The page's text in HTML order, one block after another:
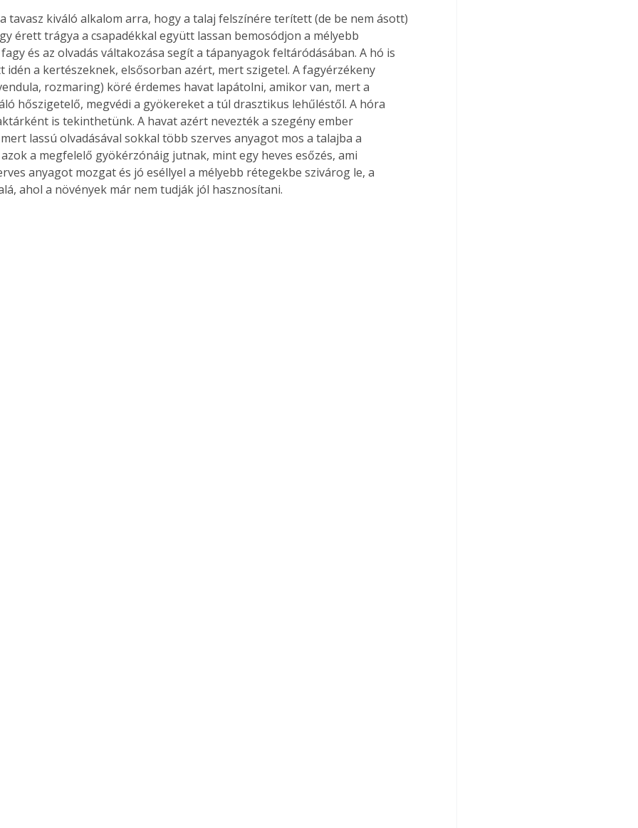
tavasz kiváló alkalom arra, hogy a talaj felszínére terített (de be nem ásott)
érett trágya a csapadékkal együtt lassan bemosódjon a mélyebb
és az olvadás váltakozása segít a tápanyagok feltáródásában. A hó is
idén a kertészeknek, elsősorban azért, mert szigetel. A fagyérzékeny
rozmaring) köré érdemes havat lapátolni, amikor van, mert a
hőszigetelő, megvédi a gyökereket a túl drasztikus lehűléstől. A hóra
is tekinthetünk. A havat azért nevezték a szegény ember
lassú olvadásával sokkal több szerves anyagot mos a talajba a
a megfelelő gyökérzónáig jutnak, mint egy heves esőzés, ami
anyagot mozgat és jó eséllyel a mélyebb rétegekbe szivárog le, a
ahol a növények már nem tudják jól hasznosítani.